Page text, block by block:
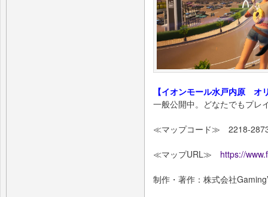
【イオンモール水戸内原 オ
一般公開中。どなたでもプレ
≪マップコード≫ 2218-
≪マップURL≫ https://
制作・著作：株式会社